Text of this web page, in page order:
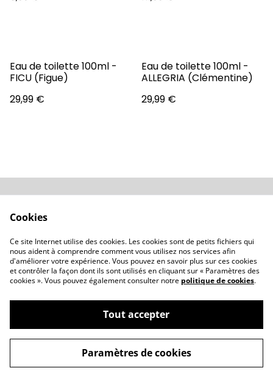
Eau de toilette 100ml -
FICU (Figue)
29,99 €
Eau de toilette 100ml -
ALLEGRIA (Clémentine)
29,99 €
Politique de cookies
Revendeurs
Contactez-nous
©2026OD'ORI - Parfumerie artisanale Corse
powered by
Cookies
Ce site Internet utilise des cookies. Les cookies sont de petits fichiers qui
nous aident à comprendre comment vous utilisez nos services afin
d'améliorer votre expérience. Vous pouvez en savoir plus sur ces cookies
et contrôler la façon dont ils sont utilisés en cliquant sur « Paramètres des
cookies ». Vous pouvez également consulter notre politique de cookies.
Tout accepter
Paramètres de cookies